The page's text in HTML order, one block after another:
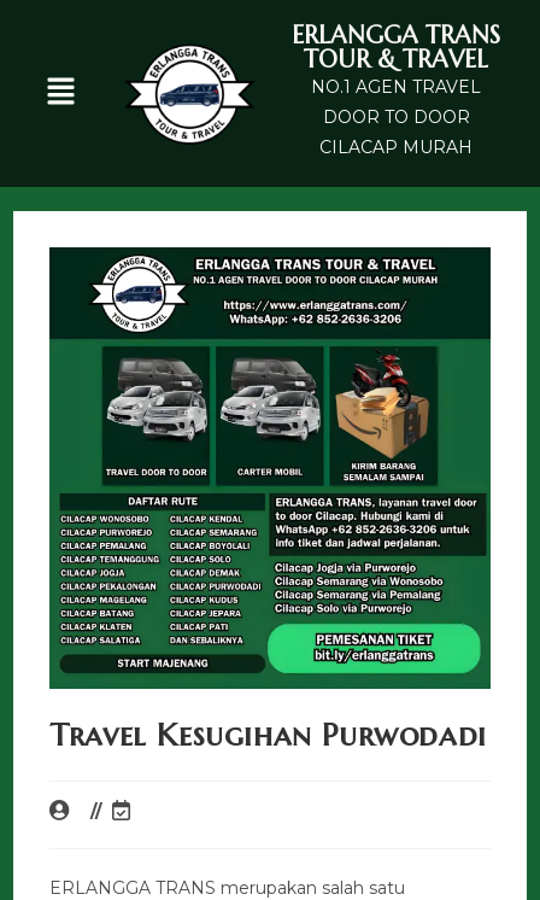
ERLANGGA TRANS
TOUR & TRAVEL
NO.1 AGEN TRAVEL
DOOR TO DOOR
CILACAP MURAH
Travel Kesugihan Purwodadi
ERLANGGA TRANS merupakan salah satu